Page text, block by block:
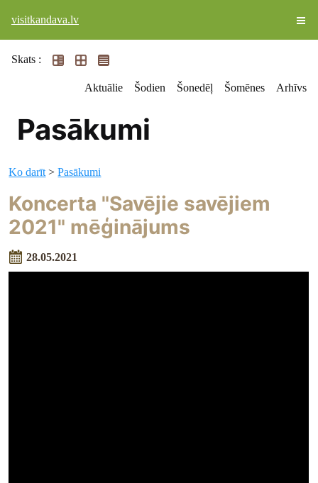
visitkandava.lv
Skats :
Aktuālie Šodien Šonedēļ Šomēnes Arhīvs
Pasākumi
Ko darīt >Pasākumi
Koncerta "Savējie savējiem
2021" mēģinājums
28.05.2021